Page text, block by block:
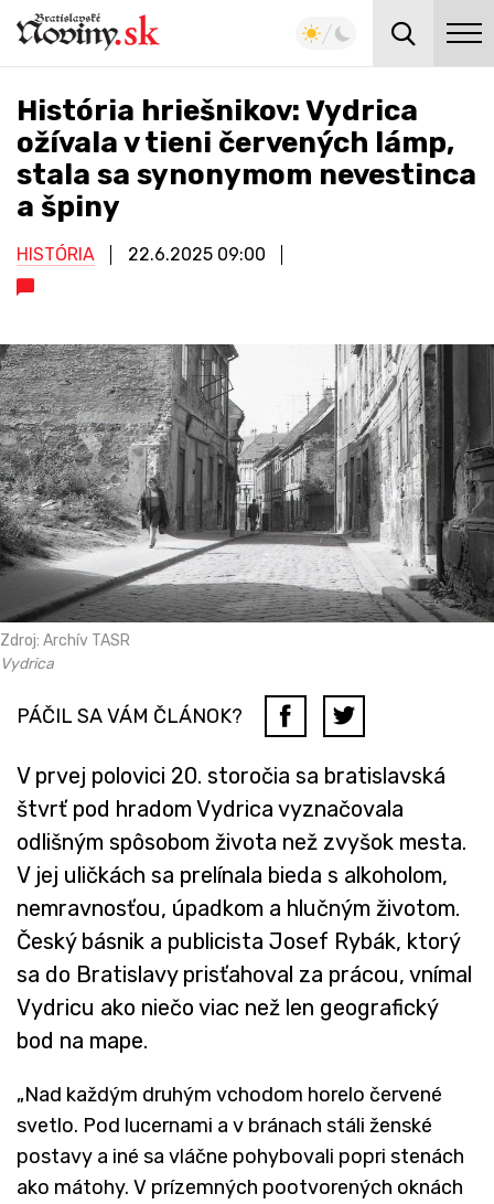
História hriešnikov: Vydrica
ožívala v tieni červených lámp,
stala sa synonymom nevestinca
a špiny
HISTÓRIA 22.6.2025 09:00
Zdroj: Archív TASR
Vydrica
PÁČIL SA VÁM ČLÁNOK?
V prvej polovici 20. storočia sa bratislavská
štvrť pod hradom Vydrica vyznačovala
odlišným spôsobom života než zvyšok mesta.
V jej uličkách sa prelínala bieda s alkoholom,
nemravnosťou, úpadkom a hlučným životom.
Český básnik a publicista Josef Rybák, ktorý
sa do Bratislavy prisťahoval za prácou, vnímal
Vydricu ako niečo viac než len geografický
bod na mape.
„Nad každým druhým vchodom horelo červené
svetlo. Pod lucernami a v bránach stáli ženské
postavy a iné sa vláčne pohybovali popri stenách
ako mátohy. V prízemných pootvorených oknách